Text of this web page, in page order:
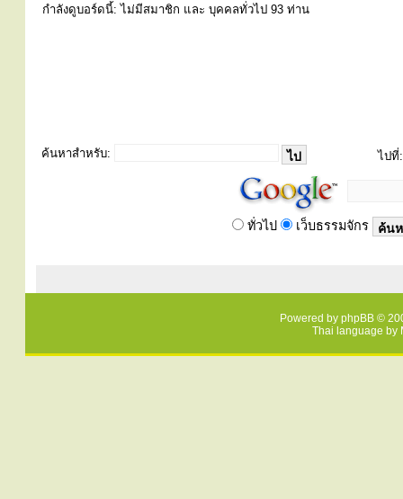
กำลังดูบอร์ดนี้: ไม่มีสมาชิก และ บุคคลทั่วไป 93 ท่าน
ค้นหาสำหรับ: ไปที่:
ทั่วไป เว็บธรรมจักร
Powered by phpBB ©
Thai language by